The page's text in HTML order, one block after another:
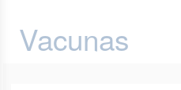
Vacunas